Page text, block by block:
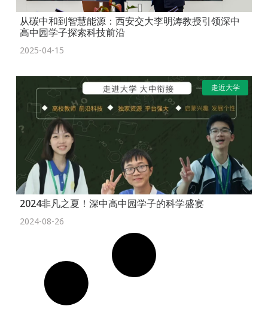
从碳中和到智慧能源：西安交大李明涛教授引领深中
高中园学子探索科技前沿
2025-04-15
走近大学
2024非凡之夏！深中高中园学子的科学盛宴
2024-08-26